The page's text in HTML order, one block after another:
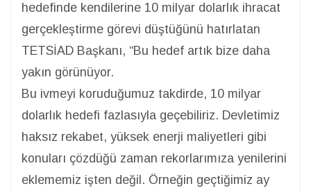
hedefinde kendilerine 10 milyar dolarlık ihracat
gerçekleştirme görevi düştüğünü hatırlatan
TETSİAD Başkanı, “Bu hedef artık bize daha
yakın görünüyor.
Bu ivmeyi koruduğumuz takdirde, 10 milyar
dolarlık hedefi fazlasıyla geçebiliriz. Devletimiz
haksız rekabet, yüksek enerji maliyetleri gibi
konuları çözdüğü zaman rekorlarımıza yenilerini
eklememiz işten değil. Örneğin geçtiğimiz ay